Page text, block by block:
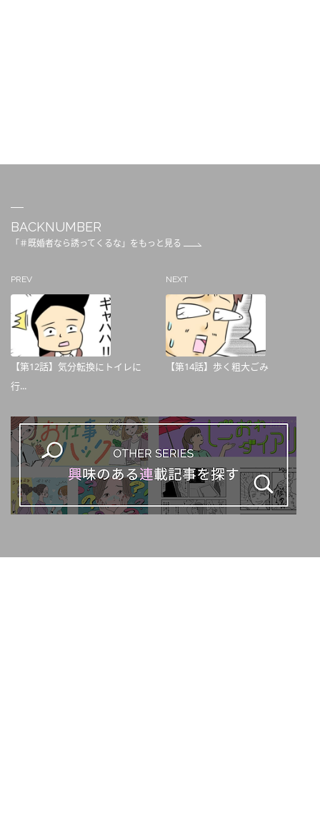
BACKNUMBER
「＃既婚者なら誘ってくるな」をもっと見る
PREV
【第12話】気分転換にトイレに
行...
NEXT
【第14話】歩く粗大ごみ